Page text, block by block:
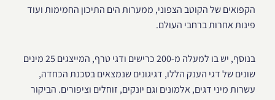
הקפואים של הקוטב הצפוני, ממערות הים התיכון החמימות ועוד
פינות אחרות ברחבי העולם.
בנוסף, יש בו למעלה מ-200 כרישים ודגי טרף, המייצגים 25 מינים
שונים של דגי הענק הללו, דגיגונים שנמצאים בסכנת הכחדה,
עשרות מיני דגים, אלמונים וגם יונקים, זוחלים וציפורים. הביקור